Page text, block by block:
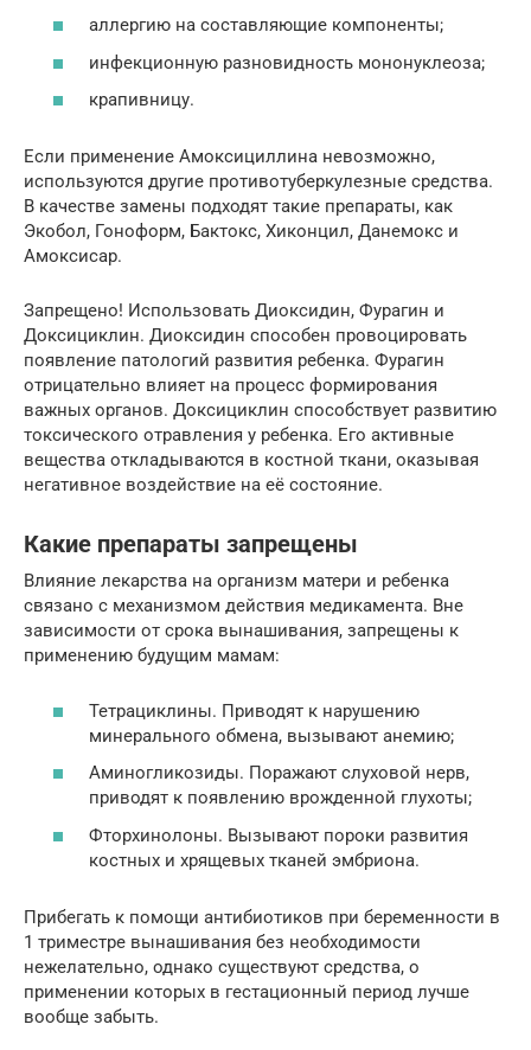
аллергию на составляющие компоненты;
инфекционную разновидность мононуклеоза;
крапивницу.
Если применение Амоксициллина невозможно,
используются другие противотуберкулезные средства.
В качестве замены подходят такие препараты, как
Экобол, Гоноформ, Бактокс, Хиконцил, Данемокс и
Амоксисар.
Запрещено! Использовать Диоксидин, Фурагин и
Доксициклин. Диоксидин способен провоцировать
появление патологий развития ребенка. Фурагин
отрицательно влияет на процесс формирования
важных органов. Доксициклин способствует развитию
токсического отравления у ребенка. Его активные
вещества откладываются в костной ткани, оказывая
негативное воздействие на её состояние.
Какие препараты запрещены
Влияние лекарства на организм матери и ребенка
связано с механизмом действия медикамента. Вне
зависимости от срока вынашивания, запрещены к
применению будущим мамам:
Тетрациклины. Приводят к нарушению
минерального обмена, вызывают анемию;
Аминогликозиды. Поражают слуховой нерв,
приводят к появлению врожденной глухоты;
Фторхинолоны. Вызывают пороки развития
костных и хрящевых тканей эмбриона.
Прибегать к помощи антибиотиков при беременности в
1 триместре вынашивания без необходимости
нежелательно, однако существуют средства, о
применении которых в гестационный период лучше
вообще забыть.